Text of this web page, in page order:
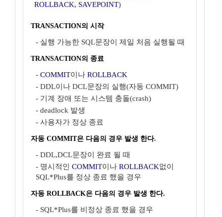
ROLLBACK, SAVEPOINT)
TRANSACTION의 시작
- 실행 가능한 SQL문장이 제일 처음 실행될 때
TRANSACTION의 종료
- COMMIT이나 ROLLBACK
- DDL이나 DCL문장의 실행(자동 COMMIT)
- 기계 장애 또는 시스템 충돌(crash)
- deadlock 발생
- 사용자가 정상 종료
자동 COMMIT은 다음의 경우 발생 한다.
- DDL,DCL문장이 완료 될 때
- 명시적인 COMMIT이나 ROLLBACK없이
SQL*Plus를 정상 종료 했을 경우
자동 ROLLBACK은 다음의 경우 발생 한다.
- SQL*Plus를 비정상 종료 했을 경우